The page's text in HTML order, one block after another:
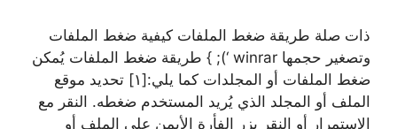
ذات صلة طريقة ضغط الملفات كيفية ضغط الملفات
وتصغير حجمها winrar ‘); } طريقة ضغط الملفات يُمكن
ضغط الملفات أو المجلدات كما يلي:[١] تحديد موقع
الملف أو المجلد الذي يُريد المستخدم ضغطه. النقر مع
الاستمرار أو النقر بزر الفأرة الأيمن على الملف أو